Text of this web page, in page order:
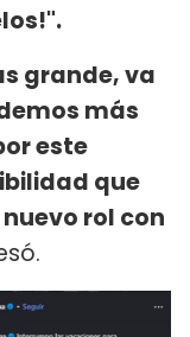
grande, va
más
este
que
rol con